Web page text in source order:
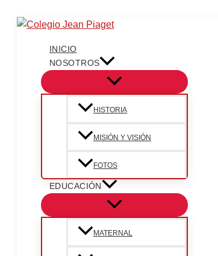
INICIO
NOSOTROS
HISTORIA
MISIÓN Y VISIÓN
FOTOS
EDUCACIÓN
MATERNAL